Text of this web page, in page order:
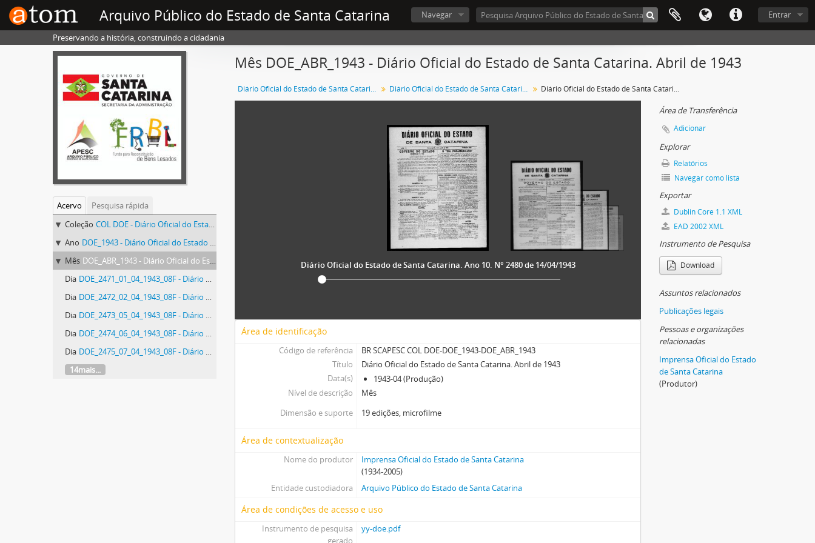
Arquivo Público do Estado de Santa Catarina Entrar
Navegar
Preservando a história, construindo a cidadania
Acervo
Pesquisa rápida
Coleção COL DOE - Diário Oficial do Estado de Santa Catarina
Ano DOE_1943 - Diário Oficial do Estado de Santa Catarina. 1943
Mês DOE_ABR_1943 - Diário Oficial do Estado de Santa Catarina. Abril de 1943
Dia DOE_2471_01_04_1943_08F - Diário Oficial do Estado de Santa Catarina. Ano 10. N° 2471 de 01/04/1943
Dia DOE_2472_02_04_1943_08F - Diário Oficial do Estado de Santa Catarina. Ano 10. N° 2472 de 02/04/1943
Dia DOE_2473_05_04_1943_08F - Diário Oficial do Estado de Santa Catarina. Ano 10. N° 2473 de 05/04/1943
Dia DOE_2474_06_04_1943_08F - Diário Oficial do Estado de Santa Catarina. Ano 10. N° 2474 de 06/04/1943
Dia DOE_2475_07_04_1943_08F - Diário Oficial do Estado de Santa Catarina. Ano 10. N° 2475 de 07/04/1943
14mais...
Mês DOE_ABR_1943 - Diário Oficial do Estado de Santa Catarina. Abril de 1943
Diário Oficial do Estado de Santa Catarina Diário Oficial do Estado de Santa Catarina. 1943 Diário Oficial do Estado de Santa Catarina. Abril de 1943
Diário Oficial do Estado de Santa Catarina. Ano 10. N° 2480 de 14/04/1943
Área de identificação
Código de referência
BR SCAPESC COL DOE-DOE_1943-DOE_ABR_1943
Título
Diário Oficial do Estado de Santa Catarina. Abril de 1943
Data(s)
1943-04 (Produção)
Nível de descrição
Mês
Dimensão e suporte
19 edições, microfilme
Área de contextualização
Nome do produtor
Imprensa Oficial do Estado de Santa Catarina
(1934-2005)
Entidade custodiadora
Arquivo Público do Estado de Santa Catarina
Área de condições de acesso e uso
Instrumento de pesquisa
gerado
yy-doe.pdf
Área de Transferência
Adicionar
Explorar
Relatórios
Navegar como lista
Exportar
Dublin Core 1.1 XML
EAD 2002 XML
Instrumento de Pesquisa
Download
Assuntos relacionados
Publicações legais
Pessoas e organizações
relacionadas
Imprensa Oficial do Estado
de Santa Catarina
(Produtor)